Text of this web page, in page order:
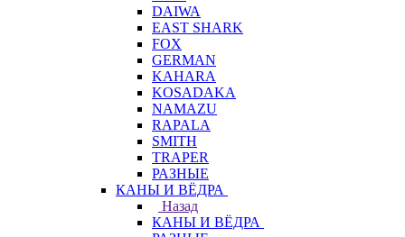
DAIWA
EAST SHARK
FOX
GERMAN
KAHARA
KOSADAKA
NAMAZU
RAPALA
SMITH
TRAPER
РАЗНЫЕ
КАНЫ И ВЁДРА
Назад
КАНЫ И ВЁДРА